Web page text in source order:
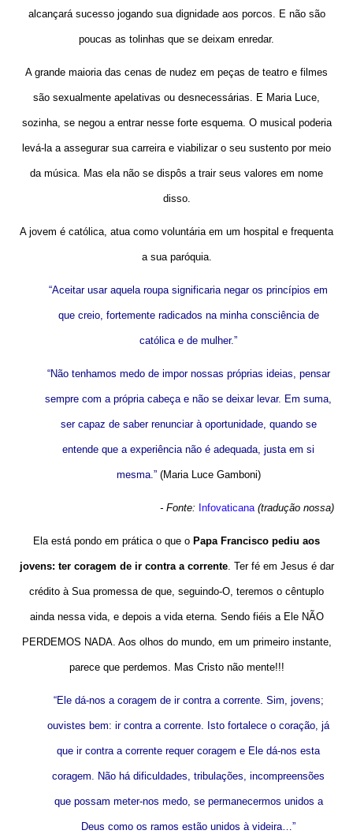
alcançará sucesso jogando sua dignidade aos porcos. E não são
poucas as tolinhas que se deixam enredar.
A grande maioria das cenas de nudez em peças de teatro e filmes
são sexualmente apelativas ou desnecessárias. E Maria Luce,
sozinha, se negou a entrar nesse forte esquema. O musical poderia
levá-la a assegurar sua carreira e viabilizar o seu sustento por meio
da música. Mas ela não se dispôs a trair seus valores em nome
disso.
A jovem é católica, atua como voluntária em um hospital e frequenta
a sua paróquia.
“Aceitar usar aquela roupa significaria negar os princípios em
que creio, fortemente radicados na minha consciência de
católica e de mulher.”
“Não tenhamos medo de impor nossas próprias ideias, pensar
sempre com a própria cabeça e não se deixar levar. Em suma,
ser capaz de saber renunciar à oportunidade, quando se
entende que a experiência não é adequada, justa em si
mesma.”(Maria Luce Gamboni)
- Fonte: Infovaticana (tradução nossa)
Ela está pondo em prática o que o Papa Francisco pediu aos
jovens: ter coragem de ir contra a corrente. Ter fé em Jesus é dar
crédito à Sua promessa de que, seguindo-O, teremos o cêntuplo
ainda nessa vida, e depois a vida eterna. Sendo fiéis a Ele NÃO
PERDEMOS NADA. Aos olhos do mundo, em um primeiro instante,
parece que perdemos. Mas Cristo não mente!!!
“Ele dá-nos a coragem de ir contra a corrente. Sim, jovens;
ouvistes bem: ir contra a corrente. Isto fortalece o coração, já
que ir contra a corrente requer coragem e Ele dá-nos esta
coragem. Não há dificuldades, tribulações, incompreensões
que possam meter-nos medo, se permanecermos unidos a
Deus como os ramos estão unidos à videira…”